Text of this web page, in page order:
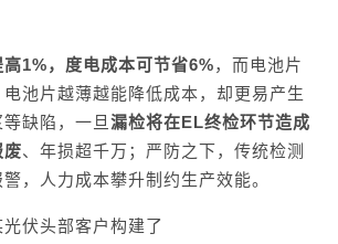
高1%，度电成本可节省6%，而电池片
池片越薄越能降低成本， 却更易产生
等缺陷 ，一旦 漏检将在EL终检环节造成
废、 年损超千万 ； 严防之下， 传统检测
警，人力成本攀升制约生产效能。
伏头部客户构建了